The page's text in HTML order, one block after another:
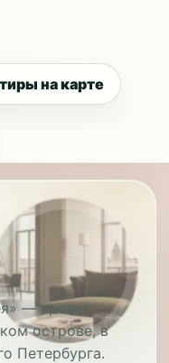
на карте
— проект
острове, в
Петербурга.